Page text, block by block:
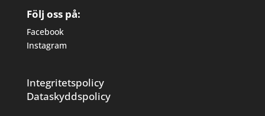
Följ oss på:
Facebook
Instagram
Integritetspolicy
Dataskyddspolicy